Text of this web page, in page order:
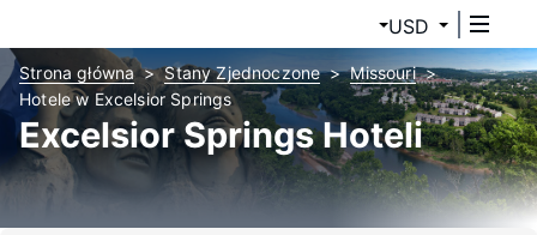
USD
Strona główna Stany Zjednoczone
Missouri
Hotele w Excelsior Springs
Excelsior Springs Hoteli